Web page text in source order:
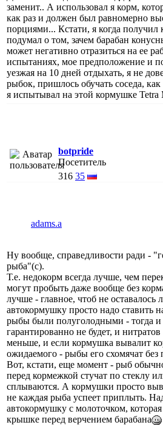
заменит.. А использовал я корм,
как раз и должен был равномерно
порциями... Кстати, я когда получил
подумал о том, зачем барабан
может негативно отразиться на ее
испытаниях, мое предположение и
уезжая на 10 дней отдыхать, я не
рыбок, пришлось обучать соседа,
я испытывал на этой кормушке Tetra
botpride
Посетитель
316 35
adams.a
Ну вообще, справедливости ради -
рыба"(с).
Т.е. недокорм всегда лучше, чем
могут пробыть даже вообще без
лучше - главное, чтоб не оставалось
автокормушку просто надо ставить
рыбы были полуголодными - тогда и
гарантированно не будет, и
меньше, и если кормушка вывалит
ожидаемого - рыбы его схомячат без
Вот, кстати, еще момент - рыб
перед кормежкой стучат по стеклу
сплываются. А кормушки просто
не каждая рыба успеет приплыть.
автокормушку с молоточком, которая
крышке перед верчением барабана